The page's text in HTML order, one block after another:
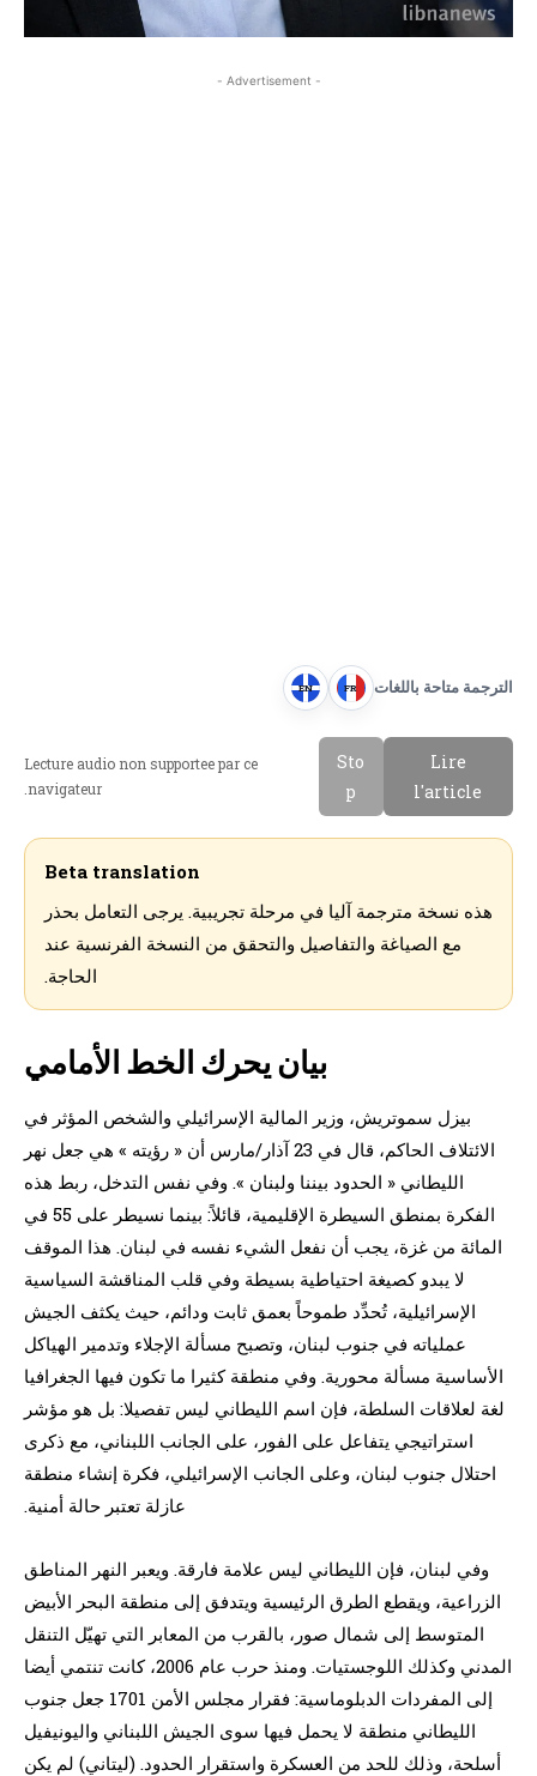
- Advertisement -
الترجمة متاحة باللغات FR
F
r
a
n
i
EN
E
Lire
l'article
Sto
p
Lecture audio non supportee par ce
navigateur.
Beta translation
هذه نسخة مترجمة آليا في مرحلة تجريبية. يرجى التعامل بحذر
مع الصياغة والتفاصيل والتحقق من النسخة الفرنسية عند
الحاجة.
بيان يحرك الخط الأمامي
بيزل سموتريش، وزير المالية الإسرائيلي والشخص المؤثر في
الائتلاف الحاكم، قال في 23 آذار/مارس أن « رؤيته » هي جعل نهر
الليطاني « الحدود بيننا ولبنان ». وفي نفس التدخل، ربط هذه
الفكرة بمنطق السيطرة الإقليمية، قائلاً: بينما نسيطر على 55 في
المائة من غزة، يجب أن نفعل الشيء نفسه في لبنان. هذا الموقف
لا يبدو كصيغة احتياطية بسيطة وفي قلب المناقشة السياسية
الإسرائيلية، تُحدِّد طموحاً بعمق ثابت ودائم، حيث يكثف الجيش
عملياته في جنوب لبنان، وتصبح مسألة الإجلاء وتدمير الهياكل
الأساسية مسألة محورية. وفي منطقة كثيرا ما تكون فيها الجغرافيا
لغة لعلاقات السلطة، فإن اسم الليطاني ليس تفصيلا: بل هو مؤشر
استراتيجي يتفاعل على الفور، على الجانب اللبناني، مع ذكرى
احتلال جنوب لبنان، وعلى الجانب الإسرائيلي، فكرة إنشاء منطقة
عازلة تعتبر حالة أمنية.
وفي لبنان، فإن الليطاني ليس علامة فارقة. ويعبر النهر المناطق
الزراعية، ويقطع الطرق الرئيسية ويتدفق إلى منطقة البحر الأبيض
المتوسط إلى شمال صور، بالقرب من المعابر التي تهيّل التنقل
المدني وكذلك اللوجستيات. ومنذ حرب عام 2006، كانت تنتمي أيضا
إلى المفردات الدبلوماسية: فقرار مجلس الأمن 1701 جعل جنوب
الليطاني منطقة لا يحمل فيها سوى الجيش اللبناني واليونيفيل
أسلحة، وذلك للحد من العسكرة واستقرار الحدود. (ليتاني) لم يكن